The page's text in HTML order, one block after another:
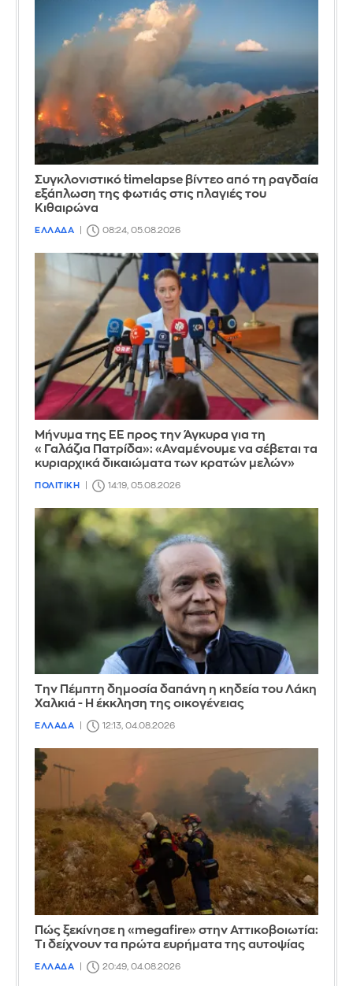
Συγκλονιστικό timelapse βίντεο από τη ραγδαία
εξάπλωση της φωτιάς στις πλαγιές του
Κιθαιρώνα
ΕΛΛΑΔΑ 08:24, 05.08.2026
Μήνυμα της ΕΕ προς την Άγκυρα για τη
«Γαλάζια Πατρίδα»: «Αναμένουμε να σέβεται τα
κυριαρχικά δικαιώματα των κρατών μελών»
ΠΟΛΙΤΙΚΗ 14:19, 05.08.2026
Την Πέμπτη δημοσία δαπάνη η κηδεία του Λάκη
Χαλκιά - Η έκκληση της οικογένειας
ΕΛΛΑΔΑ 12:13, 04.08.2026
Πώς ξεκίνησε η «megafire» στην Αττικοβοιωτία:
Τι δείχνουν τα πρώτα ευρήματα της αυτοψίας
ΕΛΛΑΔΑ 20:49, 04.08.2026